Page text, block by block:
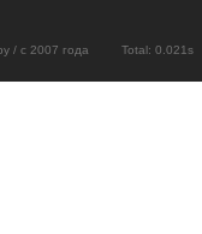
/ с 2007 года Total: